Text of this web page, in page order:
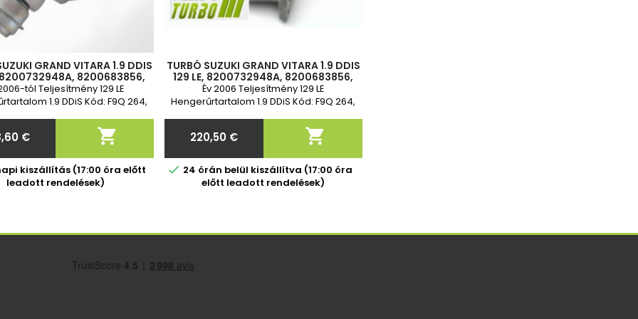
GRAND VITARA 1.9 DDIS
8200732948A, 8200683856,
1390067JG0,
760680-2, 760680-3
tól Teljesítmény 129 LE
1.9 DDiS Kód: F9Q 264,
Ár
€ 
kiszállítás (17:00 óra előtt
leadott rendelések)
TURBÓ SUZUKI GRAND VITARA 1.9 DDIS
129 LE, 8200732948A, 8200683856,
8200506509B, 1390067JG0,
1390067JG1, 760680-2, 760680-3
Év 2006 Teljesítmény 129 LE
Hengerűrtartalom 1.9 DDiS Kód: F9Q 264,
Ár
220,50 € 
 24 órán belül kiszállítva (17:00 óra
előtt leadott rendelések)